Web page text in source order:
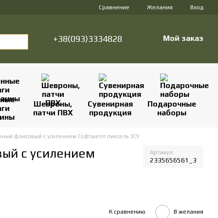
Сравнение Желания Вход
+38(093)3334828 Мой заказ
Шевроны,
патчи ПВХ
Сувенирная
продукция
Подарочные
наборы
флисовый с усилением Софтшелл пиксель ЗСУ
с усилением Артикул
2335656561_3
К сравнению В желания